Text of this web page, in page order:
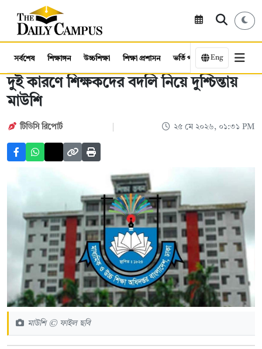
সর্বশেষ শিক্ষাঙ্গন উচ্চশিক্ষা শিক্ষা প্রশাসন ভর্তি পরীক্ষা কর্মসংস্থান
Eng
দুই কারণে শিক্ষকদের বদলি নিয়ে দুশ্চিন্তায়
মাউশি
টিডিসি রিপোর্ট ২৫ মে ২০২৬, ০১:৩১ PM
মাউশি © ফাইল ছবি